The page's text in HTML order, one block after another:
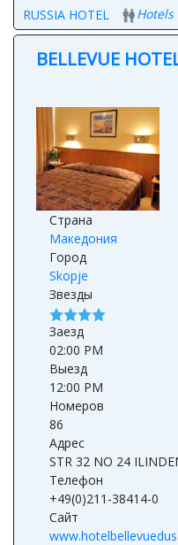
RUSSIA HOTEL Hotels
BELLEVUE
Страна
Македония
Город
Skopje
Звезды
Заезд
02:00 PM
Выезд
12:00 PM
Номеров
86
Адрес
STR 32 NO 24
Телефон
+49(0)211-38414-0
Сайт